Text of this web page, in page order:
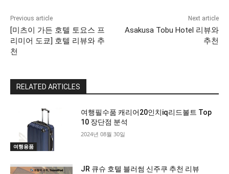
Previous article
[미츠이 가든 호텔 토요스 프
리미어 도쿄] 호텔 리뷰와 추
천
Next article
Asakusa Tobu Hotel 리뷰와
추천
RELATED ARTICLES
여행용품
여행필수품 ​캐리어20인치iq리드볼트 Top
10 장단점 분석
2024년 08월 30일
JR 큐슈 호텔 블러썸 신주쿠 추천 리뷰